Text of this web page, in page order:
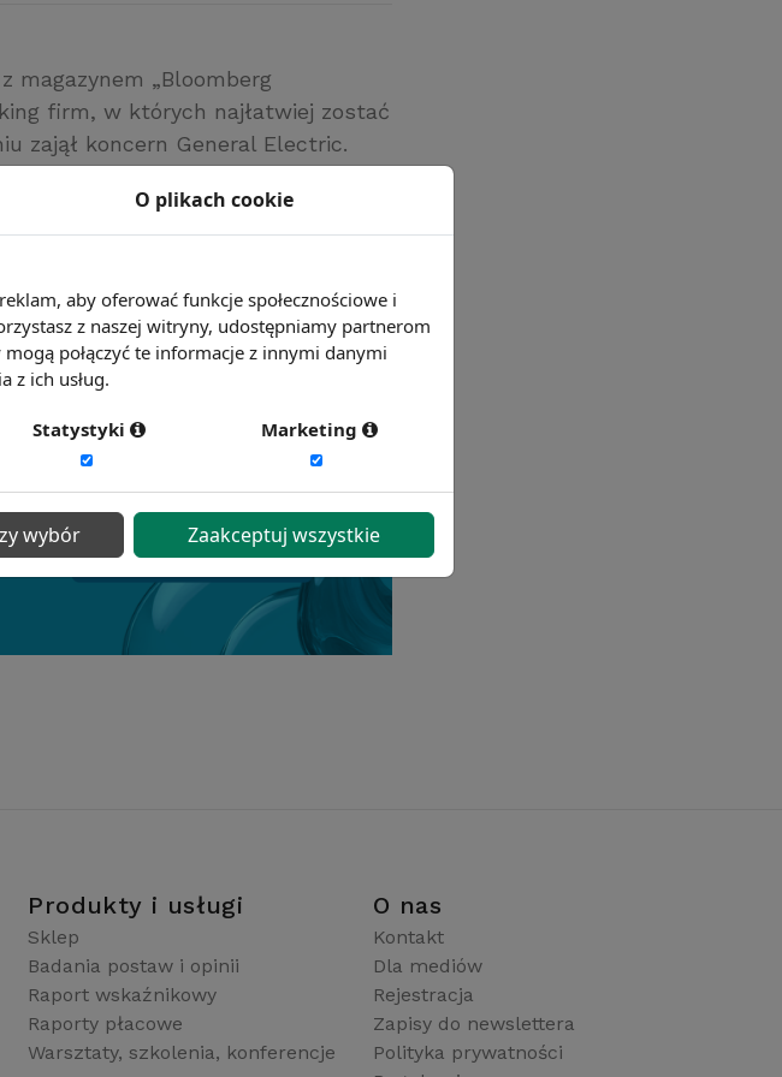
magazynem „Bloomberg
firm, w których najłatwiej zostać
zajął koncern General Electric.
jak możliwość awansu oraz zakres
szczebla.
Produkty i usługi
Sklep
Badania postaw i opinii
Raport wskaźnikowy
Raporty płacowe
Warsztaty, szkolenia, konferencje
O nas
Kontakt
Dla mediów
Rejestracja
Zapisy do newslettera
Polityka prywatności
O plikach cookie
aby oferować funkcje społecznościowe i
z naszej witryny, udostępniamy partnerom
połączyć te informacje z innymi danymi
z ich usług.
Statystyki Marketing
wybór Zaakceptuj wszystkie